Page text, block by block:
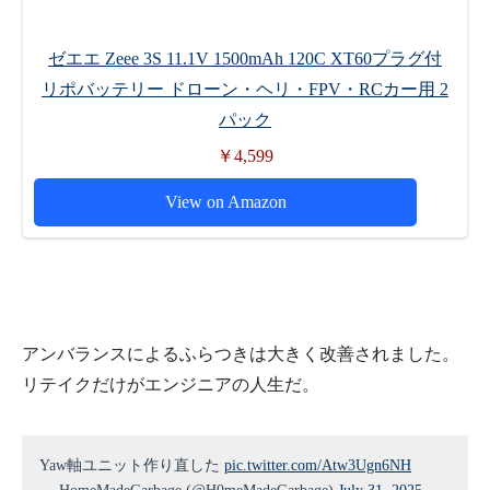
ゼエエ Zeee 3S 11.1V 1500mAh 120C XT60プラグ付
リポバッテリー ドローン・ヘリ・FPV・RCカー用 2
パック
￥4,599
View on Amazon
アンバランスによるふらつきは大きく改善されました。
リテイクだけがエンジニアの人生だ。
Yaw軸ユニット作り直した pic.twitter.com/Atw3Ugn6NH